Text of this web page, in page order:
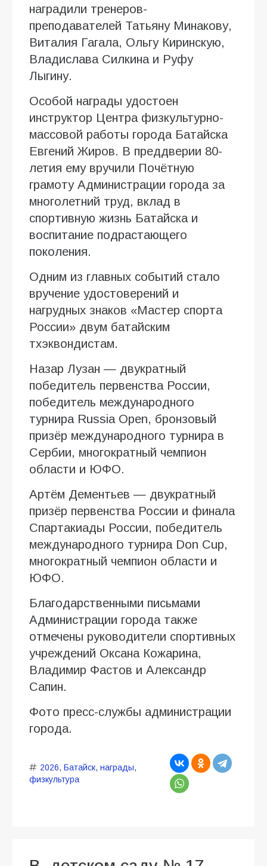
наградили тренеров-
преподавателей Татьяну Минакову,
Виталия Гагала, Ольгу Киринскую,
Владислава Силкина и Руфу
Лыгину.
Особой награды удостоен
инструктор Центра физкультурно-
массовой работы города Батайска
Евгений Жиров. В преддверии 80-
летия ему вручили Почётную
грамоту Администрации города за
многолетний труд, вклад в
спортивную жизнь Батайска и
воспитание подрастающего
поколения.
Одним из главных событий стало
вручение удостоверений и
нагрудных знаков «Мастер спорта
России» двум батайским
тхэквондистам.
Назар Лузан — двукратный
победитель первенства России,
победитель международного
турнира Russia Open, бронзовый
призёр международного турнира в
Сербии, многократный чемпион
области и ЮФО.
Артём Дементьев — двукратный
призёр первенства России и финала
Спартакиады России, победитель
международного турнира Don Cup,
многократный чемпион области и
ЮФО.
Благодарственными письмами
Администрации города также
отмечены руководители спортивных
учреждений Оксана Кожарина,
Владимир Фастов и Александр
Сапин.
Фото пресс-службы администрации
города.
2026, Батайск, награды,
физкультура